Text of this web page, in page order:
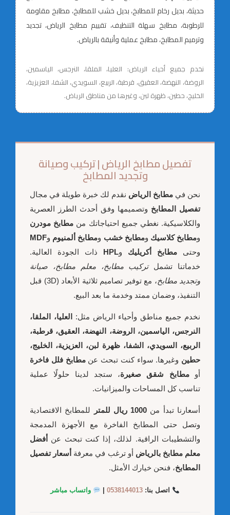
حديثة، بديل رخام للمطابخ، بديل خشب للمطابخ، مطابخ مقاومة
للرطوبة، مطابخ سهلة التنظيف، تقييم مطابخ الرياض، تجديد
وترميم المطابخ، مطابخ عملية وأنيقة بالرياض.
نخدم جميع أحياء الرياض: العليا، الملقا، النرجس، الياسمين،
الروضة، النهضة، العقيق، قرطبة، الربيع، السويدي، الشفا، العزيزية،
الخليج، حطين، ظهرة لبن، وغيرها من مناطق الرياض.
تفصيل مطابخ الرياض | تركيب وصيانة
وتجديد المطابخ
نحن في مطابخ الرياض نقدم لك خبرة طويلة في مجال
تفصيل المطابخ وتصميمها وفق أحدث الطرز العصرية
والكلاسيكية. نغطي جميع احتياجاتك من مطابخ مودرن
ومطابخ كلاسيك ومطابخ خشب ومطابخ ألمنيوم وMDF
وحتى مطابخ أكريليك وHPL
ذات الجودة العالية.
خدماتنا تشملتركيب مطابخ، معلم مطابخ، صيانة
وتجديد مطابخ
، مع توفير تصاميم ثلاثية الأبعاد (3D) قبل
التنفيذ، وضمان ممتد وخدمة ما بعد البيع.
نخدم جميع مناطق وأحياء الرياض مثل:
العليا، الملقا،
النرجس، الياسمين، الروضة، النهضة، العقيق، قرطبة،
الربيع، السويدي، الشفا، ظهرة لبن، العزيزية، الخليج،
حطين وغيرها. سواء كنت تبحث عنمطابخ فلل فاخرة
أومطابخ شقق صغيرة، ستجد لدينا حلولًا عملية
تناسب كل المساحات والميزانيات.
أسعارنا تبدأ من 1000 ريال للمتر
للمطابخ الاقتصادية
وتصل حتى المطابخ الفاخرة مع الأجهزة المدمجة
والتشطيبات الراقية. لذلك، إذا كنت تبحث عن
أفضل
معلم مطابخ بالرياض أو ترغب في معرفة أسعار تفصيل
المطابخ، فنحن خيارك الأمثل.
اتصل بنا: 0538144013 واتساب مباشر